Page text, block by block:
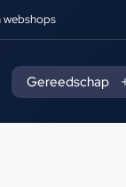
webshops
Gereedschap